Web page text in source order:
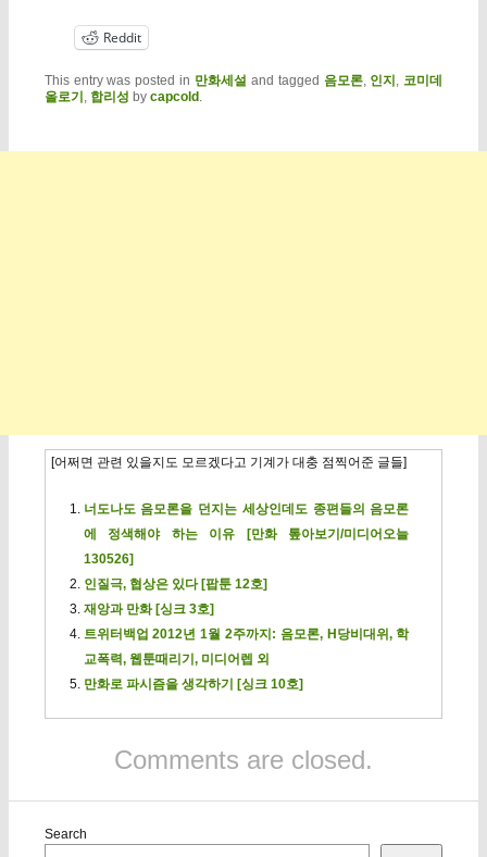
Reddit
This entry was posted in 만화세설 and tagged 음모론, 인지 ,코미데
올로기 , 합리성 by capcold .
[어쩌면 관련 있을지도 모르겠다고 기계가 대충 점찍어준 글들]
너도나도 음모론을 던지는 세상인데도 종편들의 음모론
에 정색해야 하는 이유 [만화 톺아보기/미디어오늘
130526]
인질극, 협상은 있다 [팝툰 12호]
재앙과 만화 [싱크 3호]
트위터백업 2012년 1월 2주까지: 음모론, H당비대위, 학
교폭력, 웹툰때리기, 미디어렙 외
만화로 파시즘을 생각하기 [싱크 10호]
Comments are closed.
Search